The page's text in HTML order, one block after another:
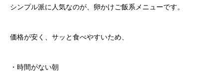
シンプル派に人気なのが、卵かけご飯系メニューです。
価格が安く、サッと食べやすいため、
・時間がない朝